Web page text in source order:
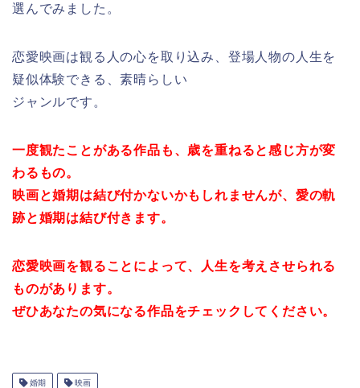
選んでみました。
恋愛映画は観る人の心を取り込み、登場人物の人生を
疑似体験できる、素晴らしい
ジャンルです。
一度観たことがある作品も、歳を重ねると感じ方が変
わるもの。
映画と婚期は結び付かないかもしれませんが、愛の軌
跡と婚期は結び付きます。
恋愛映画を観ることによって、人生を考えさせられる
ものがあります。
ぜひあなたの気になる作品をチェックしてください。
婚期 映画